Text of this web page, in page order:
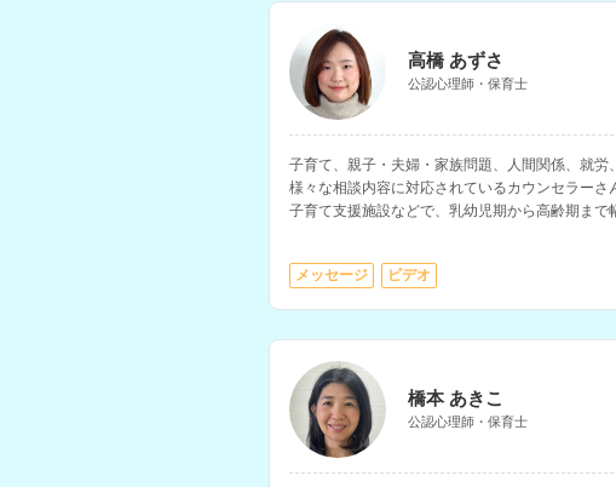
高橋 あずさ
公認心理師・保育士
子育て、親子・夫婦・家族問題、人間関係、就労
様々な相談内容に対応されているカウンセラーさ
子育て支援施設などで、乳幼児期から高齢期まで
メッセージ ビデオ
橋本 あきこ
公認心理師・保育士